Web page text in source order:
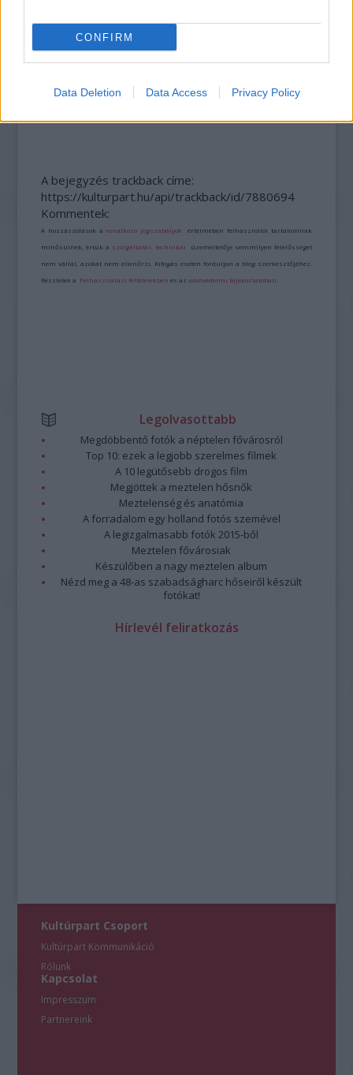
CONFIRM
Data Deletion Data Access Privacy Policy
A bejegyzés trackback címe:
https://kulturpart.hu/api/trackback/id/7880694
Kommentek:
A hozzászólások avonatkozó jogszabályok értelmében felhasználói tartalomnak
minősülnek, értük a szolgáltatás technikai üzemeltetője semmilyen felelősséget
nem vállal, azokat nem ellenőrzi. Kifogás esetén forduljon a blog szerkesztőjéhez.
Részletek a Felhasználási feltételekben és azadatvédelmi tájékoztatóban
Legolvasottabb
Megdöbbentő fotók a néptelen fővárosról
Top 10: ezek a legjobb szerelmes filmek
A 10 legütősebb drogos film
Megjöttek a meztelen hősnők
Meztelenség és anatómia
A forradalom egy holland fotós szemével
A legizgalmasabb fotók 2015-ből
Meztelen fővárosiak
Készülőben a nagy meztelen album
Nézd meg a 48-as szabadságharc hőseiről készült
fotókat!
Hírlevél feliratkozás
Kultúrpart Csoport
Kultúrpart Kommunikáció
Rólunk
Kapcsolat
Impresszum
Partnereink